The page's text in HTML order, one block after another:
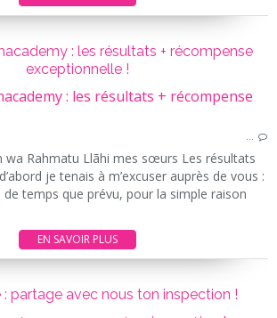
: les résultats + récompense
exceptionnelle !
…
wa Rahmatu Llãhi mes sœurs Les résultats
je tenais à m’excuser auprès de vous :
de temps que prévu, pour la simple raison
EN SAVOIR PLUS
: partage avec nous ton inspection !